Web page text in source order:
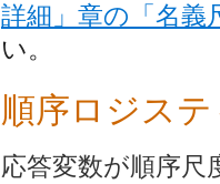
詳細」章の 「名
い。
順序ロジス
応答変数が順序尺